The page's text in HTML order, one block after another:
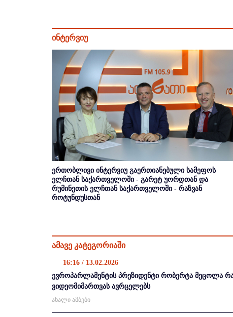
ინტერვიუ
ერთობლივი ინტერვიუ გაერთიანებული სამეფოს
ელჩთან საქართველოში - გარეტ უორდთან და
რუმინეთის ელჩთან საქართველოში - რაზვან
როტუნდუსთან
ამავე კატეგორიაში
16:16 / 13.02.2026
ევროპარლამენტის პრეზიდენტი რობერტა მეცოლა
ვიდეომიმართვას ავრცელებს
ახალი ამბები